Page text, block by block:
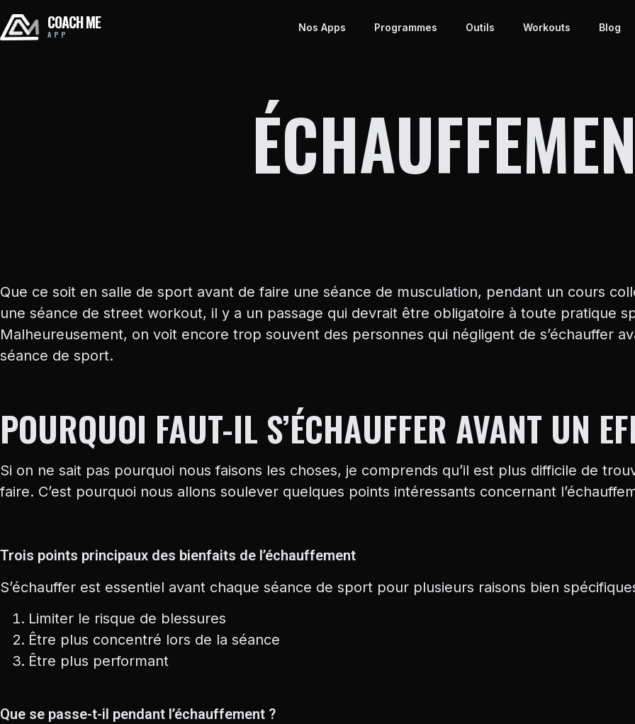
COACH ME
APP
Nos Apps Programmes Outils Workouts Blog
Que ce soit en salle de sport avant de faire une séance de musculation, pendant un cours
une séance de street workout, il y a un passage qui devrait être obligatoire à toute pratique
Malheureusement, on voit encore trop souvent des personnes qui négligent de s’échauffer
séance de sport.
POURQUOI FAUT-IL S’ÉCHAUFFER AVANT UN
Si on ne sait pas pourquoi nous faisons les choses, je comprends qu’il est plus difficile de
faire. C’est pourquoi nous allons soulever quelques points intéressants concernant
Trois points principaux des bienfaits de l’échauffement
S’échauffer est essentiel avant chaque séance de sport pour plusieurs raisons bien
Limiter le risque de blessures
Être plus concentré lors de la séance
Être plus performant
Que se passe-t-il pendant l’échauffement ?